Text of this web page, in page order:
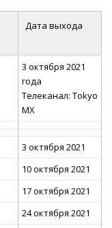
Дата выхода
3 октября 2021
года
Телеканал: Tokyo
MX
3 октября 2021
10 октября 2021
17 октября 2021
24 октября 2021